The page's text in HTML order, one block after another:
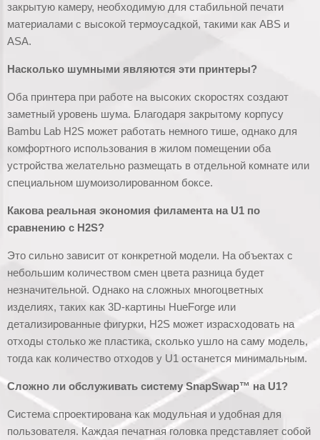
закрытую камеру, необходимую для стабильной печати
материалами с высокой термоусадкой, такими как ABS и
ASA.
Насколько шумными являются эти принтеры?
Оба принтера при работе на высоких скоростях создают
заметный уровень шума. Благодаря закрытому корпусу
Bambu Lab H2S может работать немного тише, однако для
комфортного использования в жилом помещении оба
устройства желательно размещать в отдельной комнате или
специальном шумоизолированном боксе.
Какова реальная экономия филамента на U1 по
сравнению с H2S?
Это сильно зависит от конкретной модели. На объектах с
небольшим количеством смен цвета разница будет
незначительной. Однако на сложных многоцветных
изделиях, таких как 3D-картины HueForge или
детализированные фигурки, H2S может израсходовать на
отходы столько же пластика, сколько ушло на саму модель,
тогда как количество отходов у U1 останется минимальным.
Сложно ли обслуживать систему SnapSwap™ на U1?
Система спроектирована как модульная и удобная для
пользователя. Каждая печатная головка представляет собой